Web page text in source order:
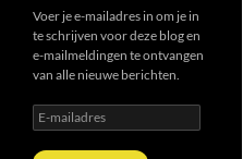
Voer je e-mailadres in om je in
te schrijven voor deze blog en
e-mailmeldingen te ontvangen
van alle nieuwe berichten.
E-
mailadres